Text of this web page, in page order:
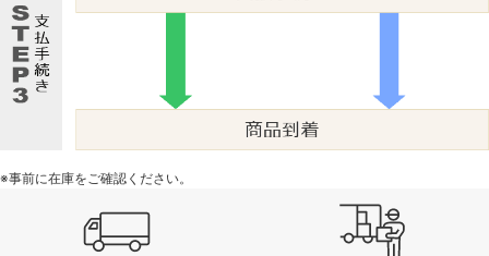
※事前に在庫をご確認ください。